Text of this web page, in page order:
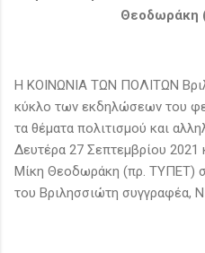
Θεοδωράκη
Η ΚΟΙΝΩΝΙΑ ΤΩΝ ΠΟΛΙΤΩΝ
κύκλο των εκδηλώσεων του
τα θέματα πολιτισμού και
Δευτέρα 27 Σεπτεμβρίου
Μίκη Θεοδωράκη (πρ. ΤΥΠΕΤ)
του Βριλησσιώτη συγγραφέα,